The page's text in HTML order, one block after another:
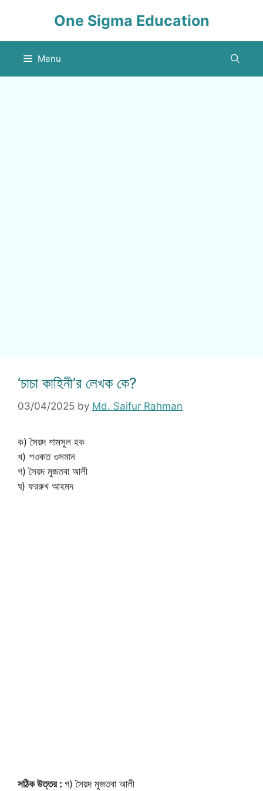
One Sigma Education
Menu
‘চাচা কাহিনী’র লেখক কে?
03/04/2025 by Md. Saifur Rahman
ক) সৈয়দ শামসুল হক
খ) শওকত ওসমান
গ) সৈয়দ মুজতবা আলী
ঘ) ফররুখ আহমদ
সঠিক উত্তর : গ) সৈয়দ মুজতবা আলী